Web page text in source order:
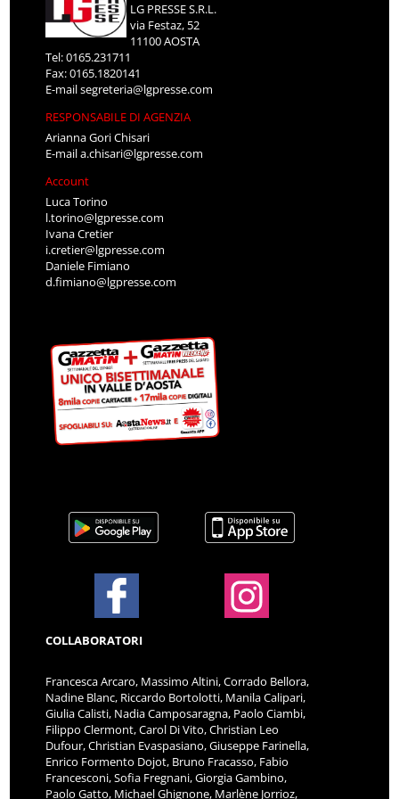
LG PRESSE S.R.L.
via Festaz, 52
11100 AOSTA
Tel: 0165.231711
Fax: 0165.1820141
E-mailsegreteria@lgpresse.com
RESPONSABILE DI AGENZIA
Arianna Gori Chisari
E-maila.chisari@lgpresse.com
Account
Luca Torino
l.torino@lgpresse.com
Ivana Cretier
i.cretier@lgpresse.com
Daniele Fimiano
d.fimiano@lgpresse.com
COLLABORATORI
Francesca Arcaro, Massimo Altini, Corrado Bellora,
Nadine Blanc, Riccardo Bortolotti, Manila Calipari,
Giulia Calisti, Nadia Camposaragna, Paolo Ciambi,
Filippo Clermont, Carol Di Vito, Christian Leo
Dufour, Christian Evaspasiano, Giuseppe Farinella,
Enrico Formento Dojot, Bruno Fracasso, Fabio
Francesconi, Sofia Fregnani, Giorgia Gambino,
Paolo Gatto, Michael Ghignone, Marlène Jorrioz,